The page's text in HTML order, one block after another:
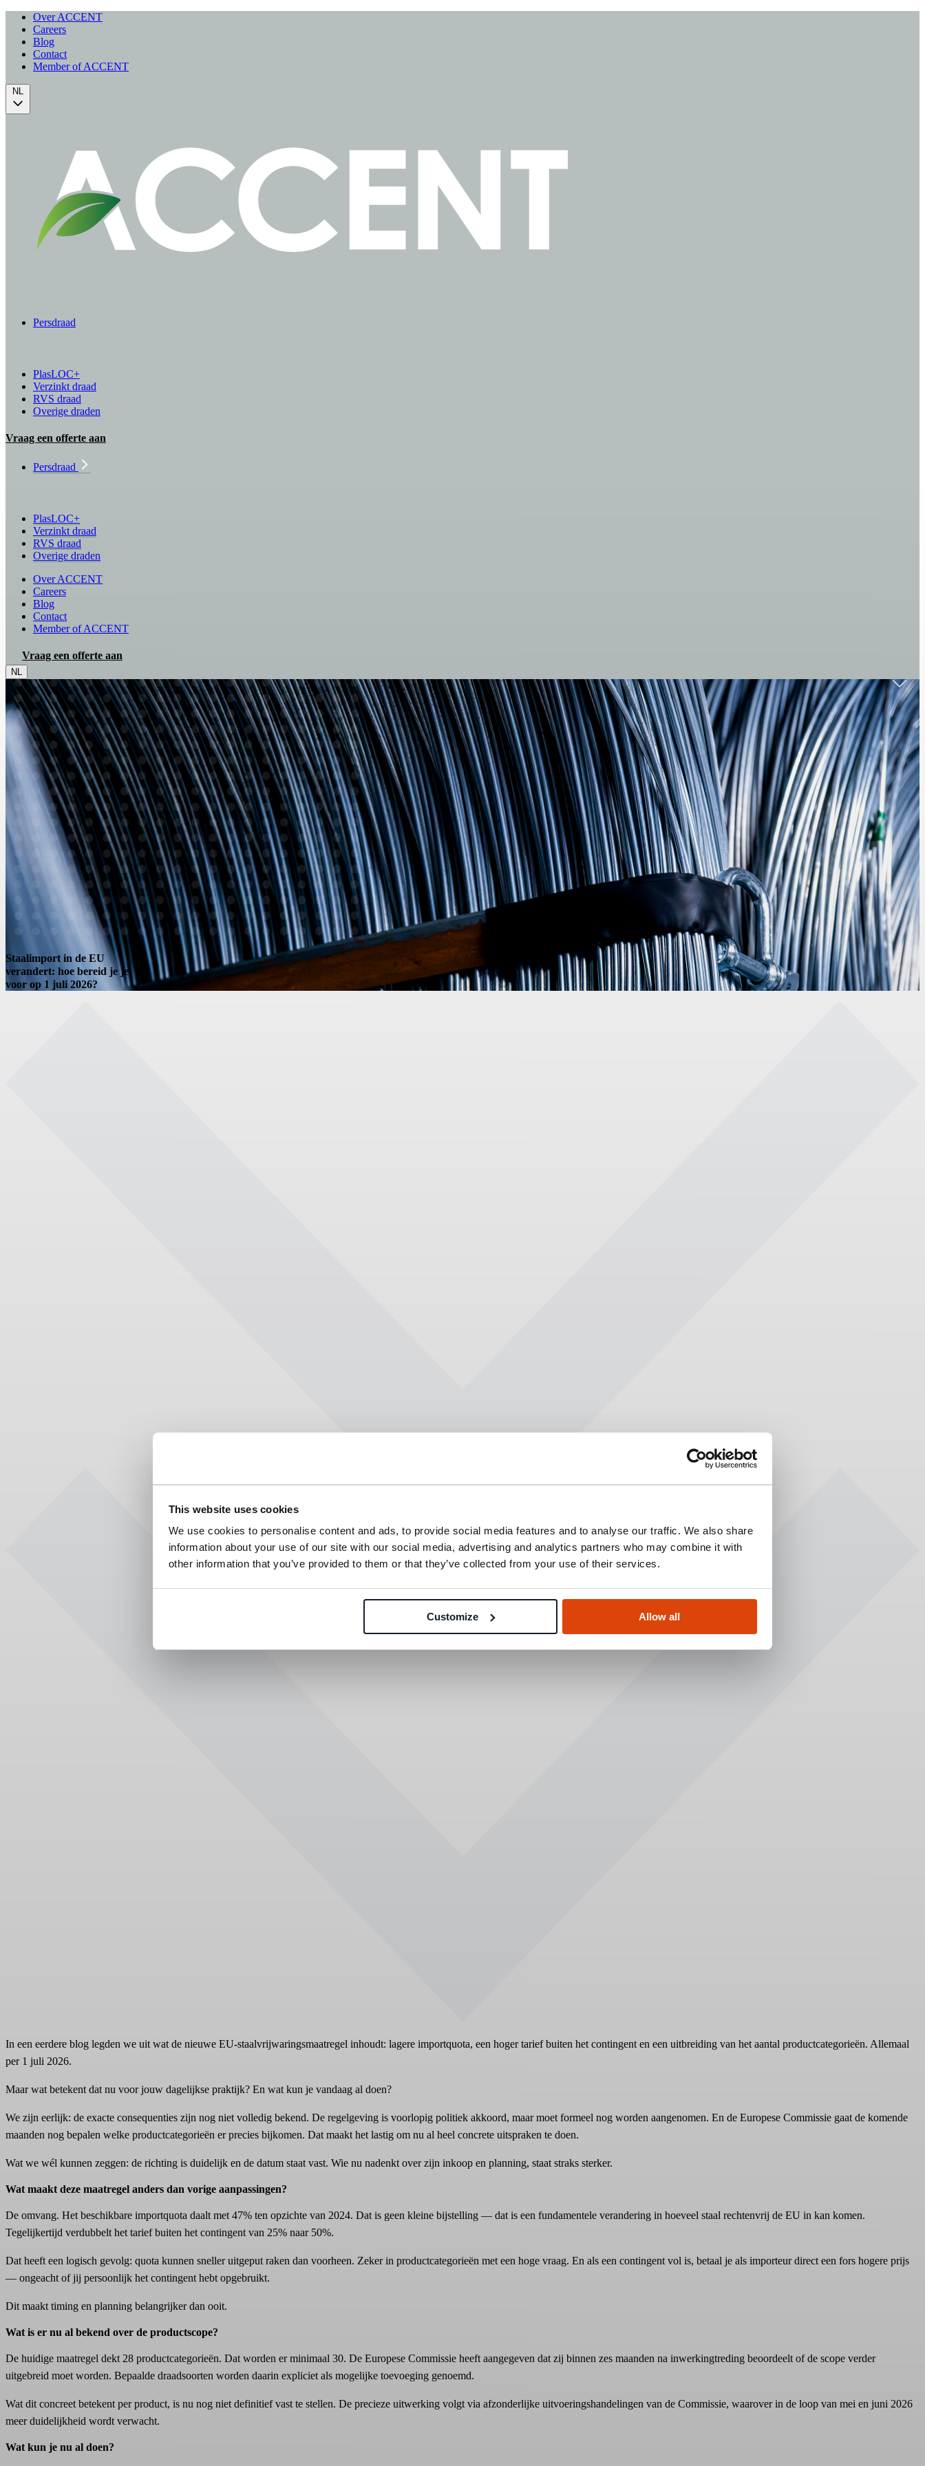
This website uses cookies
We use cookies to personalise content and ads, to provide social media features and to analyse our traffic. We also share
information about your use of our site with our social media, advertising and analytics partners who may combine it with
other information that you’ve provided to them or that they’ve collected from your use of their services.
Customize Allow all
Over ACCENT
Careers
Blog
Contact
Member of ACCENT
NL
Persdraad
PlasLOC+
Verzinkt draad
RVS draad
Overige draden
Vraag een offerte aan
Persdraad
PlasLOC+
Verzinkt draad
RVS draad
Overige draden
Over ACCENT
Careers
Blog
Contact
Member of ACCENT
Vraag een offerte aan
NL
Staalimport in de EU
verandert: hoe bereid je je
voor op 1 juli 2026?
In een eerdere blog legden we uit wat de nieuwe EU-staalvrijwaringsmaatregel inhoudt: lagere importquota, een hoger tarief buiten het contingent en een uitbreiding van het aantal productcategorieën. Allemaal
per 1 juli 2026.
Maar wat betekent dat nu voor jouw dagelijkse praktijk? En wat kun je vandaag al doen?
We zijn eerlijk: de exacte consequenties zijn nog niet volledig bekend. De regelgeving is voorlopig politiek akkoord, maar moet formeel nog worden aangenomen. En de Europese Commissie gaat de komende
maanden nog bepalen welke productcategorieën er precies bijkomen. Dat maakt het lastig om nu al heel concrete uitspraken te doen.
Wat we wél kunnen zeggen: de richting is duidelijk en de datum staat vast. Wie nu nadenkt over zijn inkoop en planning, staat straks sterker.
Wat maakt deze maatregel anders dan vorige aanpassingen?
De omvang. Het beschikbare importquota daalt met 47% ten opzichte van 2024. Dat is geen kleine bijstelling — dat is een fundamentele verandering in hoeveel staal rechtenvrij de EU in kan komen.
Tegelijkertijd verdubbelt het tarief buiten het contingent van 25% naar 50%.
Dat heeft een logisch gevolg: quota kunnen sneller uitgeput raken dan voorheen. Zeker in productcategorieën met een hoge vraag. En als een contingent vol is, betaal je als importeur direct een fors hogere prijs
— ongeacht of jij persoonlijk het contingent hebt opgebruikt.
Dit maakt timing en planning belangrijker dan ooit.
Wat is er nu al bekend over de productscope?
De huidige maatregel dekt 28 productcategorieën. Dat worden er minimaal 30. De Europese Commissie heeft aangegeven dat zij binnen zes maanden na inwerkingtreding beoordeelt of de scope verder
uitgebreid moet worden. Bepaalde draadsoorten worden daarin expliciet als mogelijke toevoeging genoemd.
Wat dit concreet betekent per product, is nu nog niet definitief vast te stellen. De precieze uitwerking volgt via afzonderlijke uitvoeringshandelingen van de Commissie, waarover in de loop van mei en juni 2026
meer duidelijkheid wordt verwacht.
Wat kun je nu al doen?